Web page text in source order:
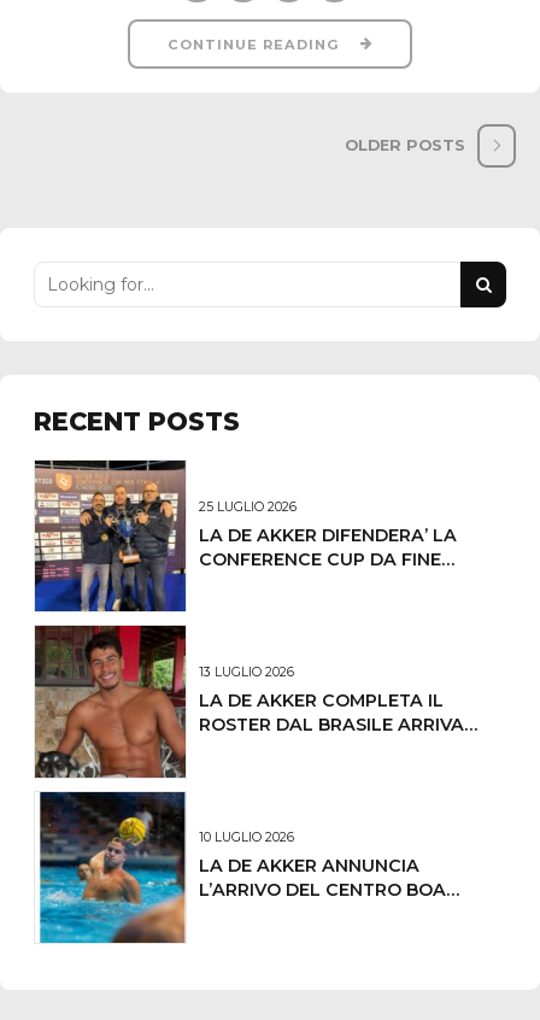
CONTINUE READING
OLDER POSTS
RECENT POSTS
25 LUGLIO 2026
LA DE AKKER DIFENDERA’ LA
CONFERENCE CUP DA FINE
13 LUGLIO 2026
LA DE AKKER COMPLETA IL
ROSTER DAL BRASILE ARRIVA
10 LUGLIO 2026
LA DE AKKER ANNUNCIA
L’ARRIVO DEL CENTRO BOA